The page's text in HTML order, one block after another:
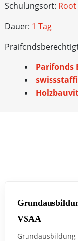
Schulungsort: Root
Dauer: 1 Tag
Parifonds
VSAA
Grundausbildung